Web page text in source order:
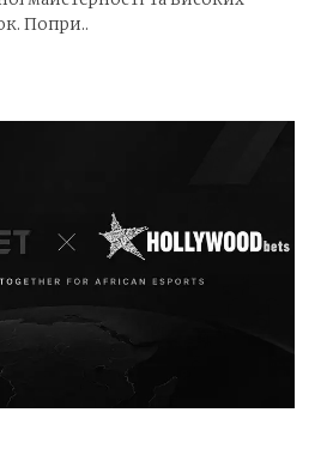
Попри..